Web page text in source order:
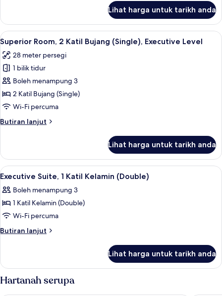
Executive
Level
Double
Room,
1
Katil
Kelamin
(Double),
Executive
Level
Lihat harga untuk tarikh anda
Lihat
semua
foto
untuk
Superior
Room,
2
Bujang
Level
Superior Room, 2 Katil Bujang
6
Superior Room, 2 Katil Bujang (Single), Executive Level
28 meter persegi
1 bilik tidur
Boleh menampung 3
2 Katil Bujang (Single)
Wi-Fi percuma
Butiran lanjut
Butiran
Room,
Katil
(Single),
Executive
Lihat harga untuk tarikh anda
Lihat
semua
foto
untuk
Executive
Suite,
Kelamin
(Double)
Executive Suite, 1 Katil Kelamin
1
Executive Suite, 1 Katil Kelamin (Double)
Boleh menampung 3
1 Katil Kelamin (Double)
Wi-Fi percuma
Butiran lanjut
Butiran
Suite,
1
Katil
Kelamin
Lihat harga untuk tarikh anda
Hartanah serupa